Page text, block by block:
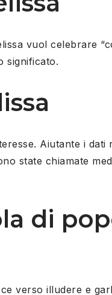
vuol celebrare
significato.
Aiutante i dati
state chiamate
di
verso illudere e